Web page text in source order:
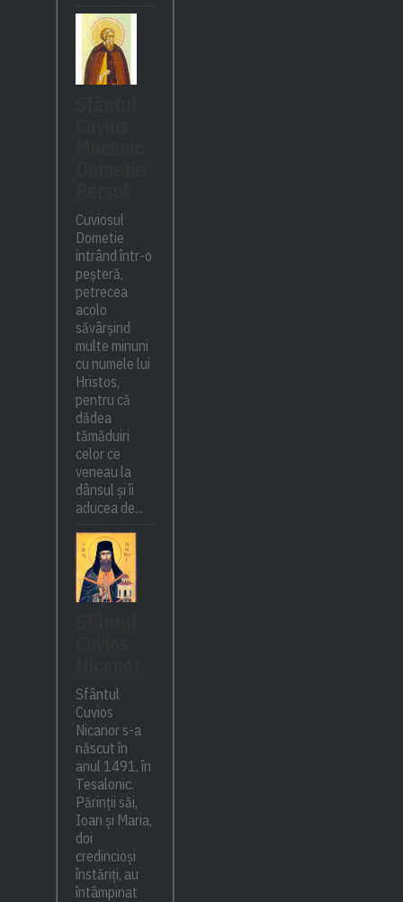
Cuviosul
Dometie
intrând într-o
peșteră,
petrecea
acolo
săvârșind
multe minuni
cu numele lui
Hristos,
pentru că
dădea
tămăduiri
celor ce
veneau la
dânsul și îi
aducea de...
Sfântul
Cuvios
Nicanor s-a
născut în
anul 1491, în
Tesalonic.
Părinții săi,
Ioan și Maria,
doi
credincioși
înstăriți, au
întâmpinat